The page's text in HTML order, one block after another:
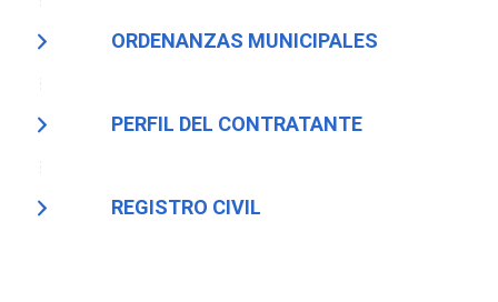
ORDENANZAS MUNICIPALES
PERFIL DEL CONTRATANTE
REGISTRO CIVIL